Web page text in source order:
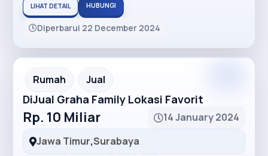
LIHAT DETAIL HUBUNGI
Diperbarui 22 December 2024
Recommended
Rumah Jual
DiJual Graha Family Lokasi Favorit
Rp. 10 Miliar
14 January 2024
Jawa Timur,Surabaya